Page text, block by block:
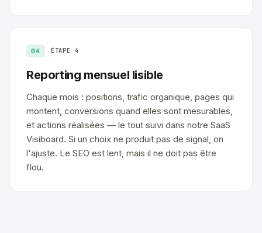
04 ÉTAPE 4
Reporting mensuel lisible
Chaque mois : positions, trafic organique, pages qui
montent, conversions quand elles sont mesurables,
et actions réalisées — le tout suivi dans notre SaaS
Visiboard. Si un choix ne produit pas de signal, on
l'ajuste. Le SEO est lent, mais il ne doit pas être
flou.